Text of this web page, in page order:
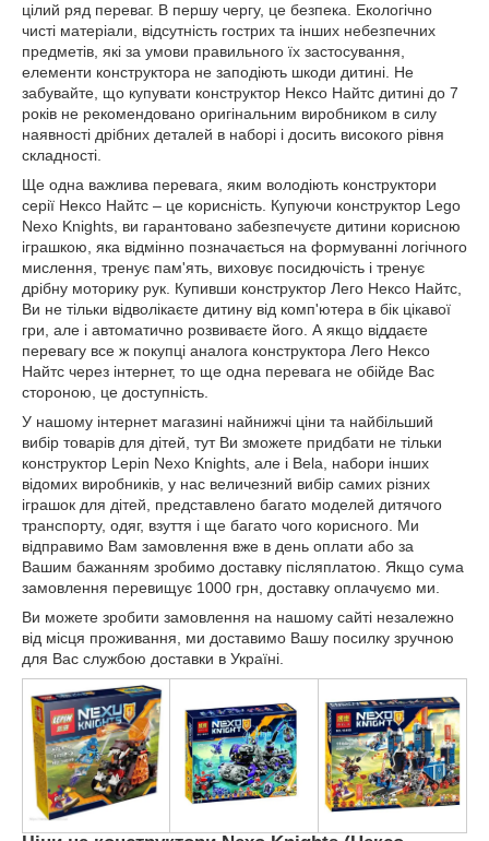
цілий ряд переваг. В першу чергу, це безпека. Екологічно
чисті матеріали, відсутність гострих та інших небезпечних
предметів, які за умови правильного їх застосування,
елементи конструктора не заподіють шкоди дитині. Не
забувайте, що купувати конструктор Нексо Найтс дитині до 7
років не рекомендовано оригінальним виробником в силу
наявності дрібних деталей в наборі і досить високого рівня
складності.
Ще одна важлива перевага, яким володіють конструктори
серії Нексо Найтс – це корисність. Купуючи конструктор Lego
Nexo Knights, ви гарантовано забезпечуєте дитини корисною
іграшкою, яка відмінно позначається на формуванні логічного
мислення, тренує пам'ять, виховує посидючість і тренує
дрібну моторику рук. Купивши конструктор Лего Нексо Найтс,
Ви не тільки відволікаєте дитину від комп'ютера в бік цікавої
гри, але і автоматично розвиваєте його. А якщо віддаєте
перевагу все ж покупці аналога конструктора Лего Нексо
Найтс через інтернет, то ще одна перевага не обійде Вас
стороною, це доступність.
У нашому інтернет магазині найнижчі ціни та найбільший
вибір товарів для дітей, тут Ви зможете придбати не тільки
конструктор Lepin Nexo Knights, але і Bela, набори інших
відомих виробників, у нас величезний вибір самих різних
іграшок для дітей, представлено багато моделей дитячого
транспорту, одяг, взуття і ще багато чого корисного. Ми
відправимо Вам замовлення вже в день оплати або за
Вашим бажанням зробимо доставку післяплатою. Якщо сума
замовлення перевищує 1000 грн, доставку оплачуємо ми.
Ви можете зробити замовлення на нашому сайті незалежно
від місця проживання, ми доставимо Вашу посилку зручною
для Вас службою доставки в Україні.